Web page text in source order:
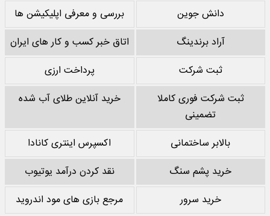
دانش جوین
بررسی و معرفی اپلیکیشن ها
آراد برندینگ
اتاق خبر کسب و کار های ایران
ثبت شرکت
پرداخت ارزی
ثبت شرکت فوری کاملا
تضمینی
خرید آنلاین طلای آب شده
بالابر ساختمانی
اکسپرس اینتری کانادا
خرید پشم سنگ
نقد کردن درآمد یوتیوب
خرید سرور
مرجع بازی های مود اندروید